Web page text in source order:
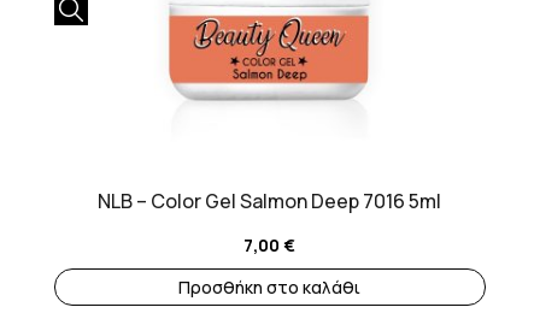
NLB – Color Gel Salmon Deep 7016 5ml
7,00€
Προσθήκη στο καλάθι